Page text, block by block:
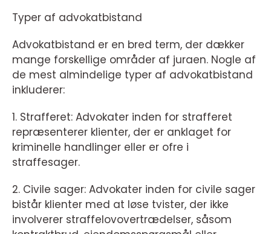
Typer af advokatbistand
Advokatbistand er en bred term, der dækker
mange forskellige områder af juraen. Nogle af
de mest almindelige typer af advokatbistand
inkluderer:
1. Strafferet: Advokater inden for strafferet
repræsenterer klienter, der er anklaget for
kriminelle handlinger eller er ofre i
straffesager.
2. Civile sager: Advokater inden for civile sager
bistår klienter med at løse tvister, der ikke
involverer straffelovovertrædelser, såsom